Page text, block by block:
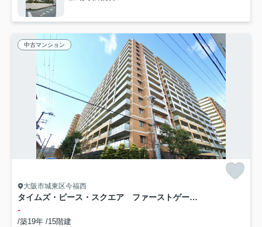
中古マンション
大阪市城東区今福西
タイムズ・ピース・スクエア ファーストゲートシティ
-
/築19年 /15階建